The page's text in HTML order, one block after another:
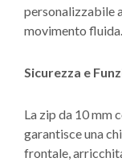
personalizzabile
movimento fluida.
Sicurezza e
La zip da 10 mm
garantisce una
frontale,